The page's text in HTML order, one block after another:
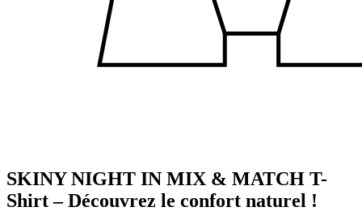
SKINY NIGHT IN MIX & MATCH T-
Shirt – Découvrez le confort naturel !